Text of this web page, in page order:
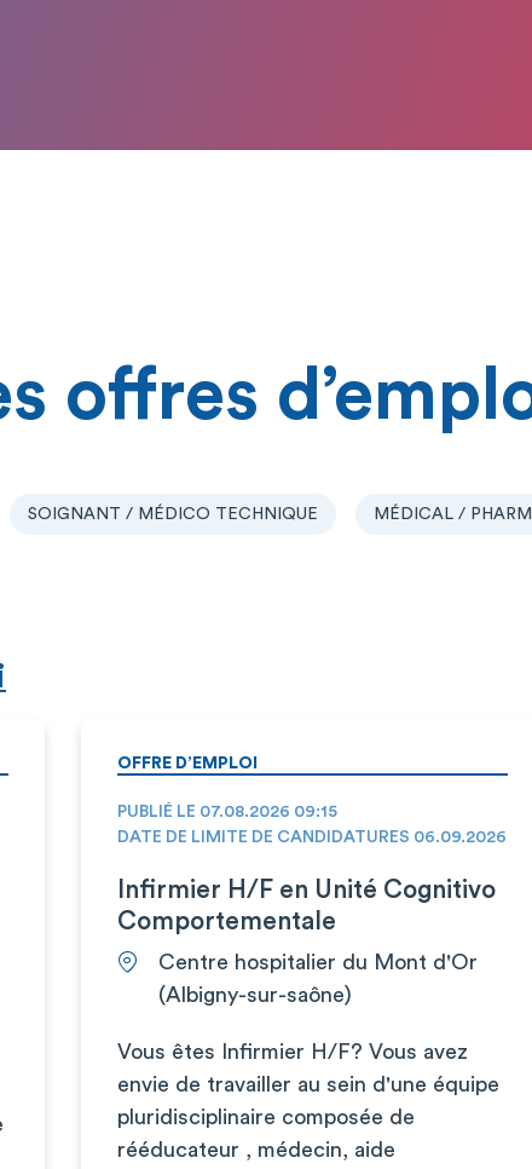
offres
SOIGNANT / MÉDICO TECHNIQUE MÉDICAL /
OFFRE D’EMPLOI
PUBLIÉ LE 07.08.2026 09:15
DATE DE LIMITE DE CANDIDATURES 06.09.2026
Infirmier H/F en Unité Cognitivo
Comportementale
Centre hospitalier du Mont d'Or
(Albigny-sur-saône)
Vous êtes Infirmier H/F? Vous avez
envie de travailler au sein d'une équipe
pluridisciplinaire composée de
rééducateur , médecin, aide